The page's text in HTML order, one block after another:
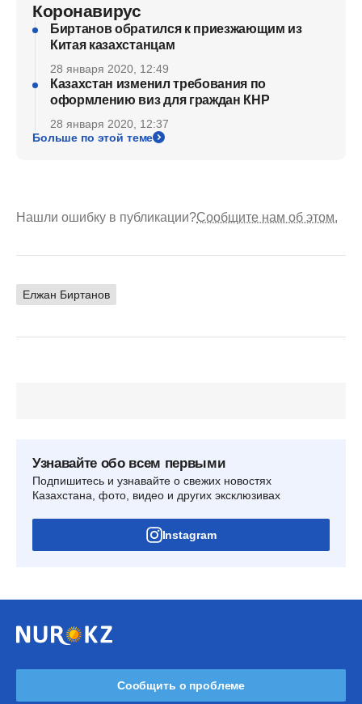
Коронавирус
Биртанов обратился к приезжающим из
Китая казахстанцам
28 января 2020, 12:49
Казахстан изменил требования по
оформлению виз для граждан КНР
28 января 2020, 12:37
Больше по этой теме
Нашли ошибку в публикации?Сообщите нам об этом.
Елжан Биртанов
Узнавайте обо всем первыми
Подпишитесь и узнавайте о свежих новостях
Казахстана, фото, видео и других эксклюзивах
Instagram
Сообщить о проблеме